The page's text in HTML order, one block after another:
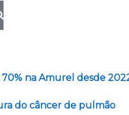
na Amurel desde
do câncer de pulmão